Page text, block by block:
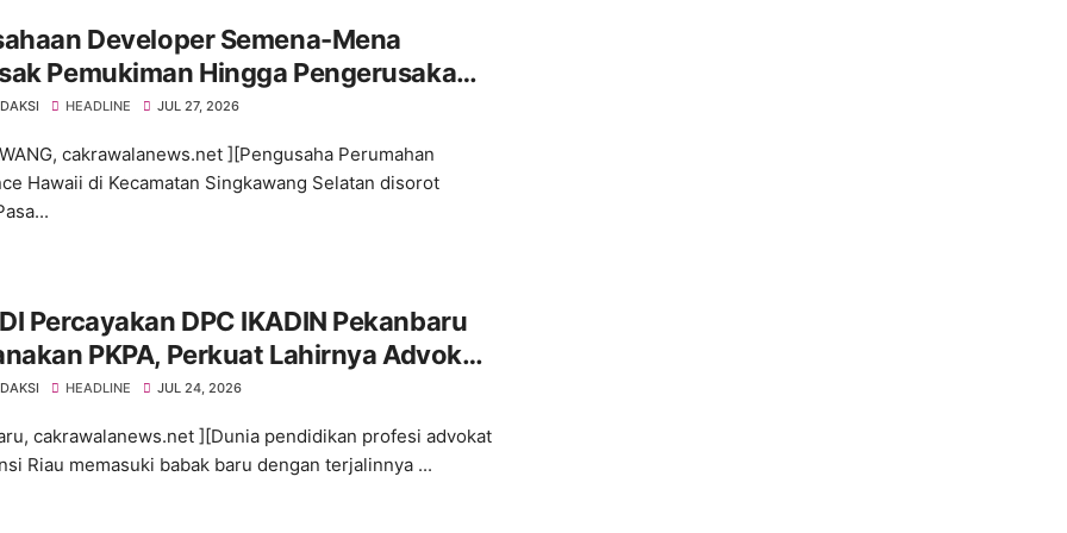
Developer Semena-Mena
Pemukiman Hingga Pengerusakan
Warga Tanpa Ijin Pengusaha
HEADLINE JUL 27, 2026
cakrawalanews.net ][Pengusaha Perumahan
Hawaii di Kecamatan Singkawang Selatan disorot
Percayakan DPC IKADIN Pekanbaru
PKPA, Perkuat Lahirnya Advokat
HEADLINE JUL 24, 2026
cakrawalanews.net ][Dunia pendidikan profesi advokat
Riau memasuki babak baru dengan terjalinnya ...